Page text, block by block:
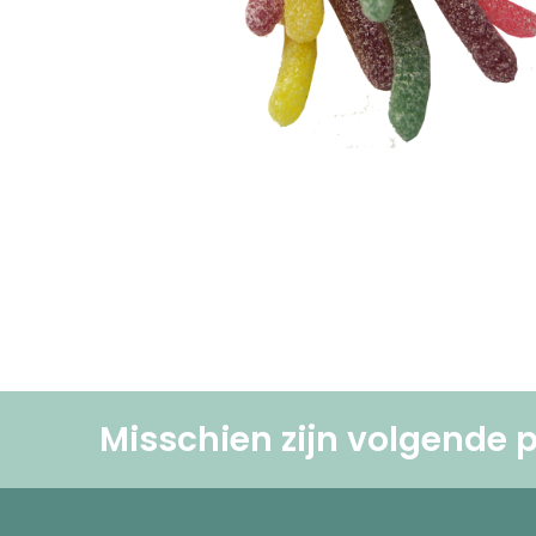
Misschien zijn volgende